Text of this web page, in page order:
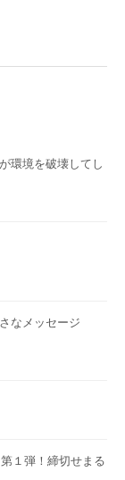
環境を破壊してし
なメッセージ
１弾！締切せまる